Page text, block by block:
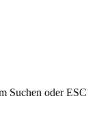
Suchen oder ESC